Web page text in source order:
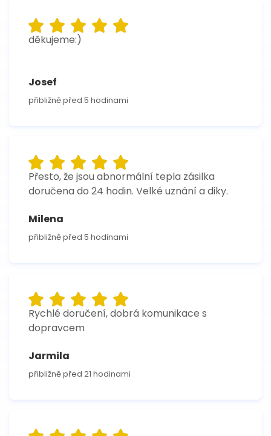
děkujeme:)
Josef
přibližně před 5 hodinami
Přesto, že jsou abnormální tepla zásilka
doručena do 24 hodin. Velké uznání a diky.
Milena
přibližně před 5 hodinami
Rychlé doručení, dobrá komunikace s
dopravcem
Jarmila
přibližně před 21 hodinami